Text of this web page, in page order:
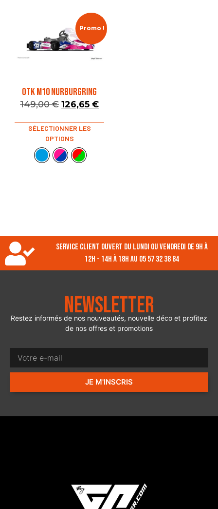
Promo !
OTK M10 NURBURGRING
149,00€ 126,65 €
SÉLECTIONNER LES
OPTIONS
Service client ouvert du lundi ou vendredi de 9h à
12h - 14h à 18h au 05 57 32 38 84
Newsletter
Restez informés de nos nouveautés, nouvelle déco et profitez
de nos offres et promotions
JE M'INSCRIS